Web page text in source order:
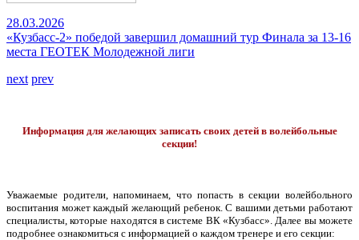
28.03.2026
«Кузбасс-2» победой завершил домашний тур Финала за 13-16
места ГЕОТЕК Молодежной лиги
next prev
Информация для желающих записать своих детей в волейбольные
секции!
Уважаемые родители, напоминаем, что попасть в секции волейбольного
воспитания может каждый желающий ребенок. С вашими детьми работают
специалисты, которые находятся в системе ВК «Кузбасс». Далее вы можете
подробнее ознакомиться с информацией о каждом тренере и его секции: